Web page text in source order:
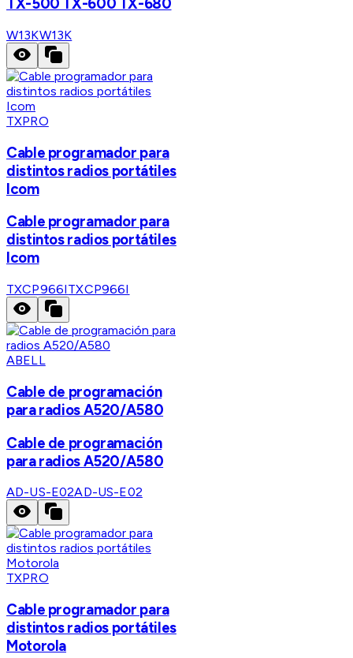
TX-500 TX-600 TX-680
W13KW13K
TXPRO
Cable programador para
distintos radios portátiles
Icom
Cable programador para
distintos radios portátiles
Icom
TXCP966ITXCP966I
ABELL
Cable de programación
para radios A520/A580
Cable de programación
para radios A520/A580
AD-US-E02AD-US-E02
TXPRO
Cable programador para
distintos radios portátiles
Motorola